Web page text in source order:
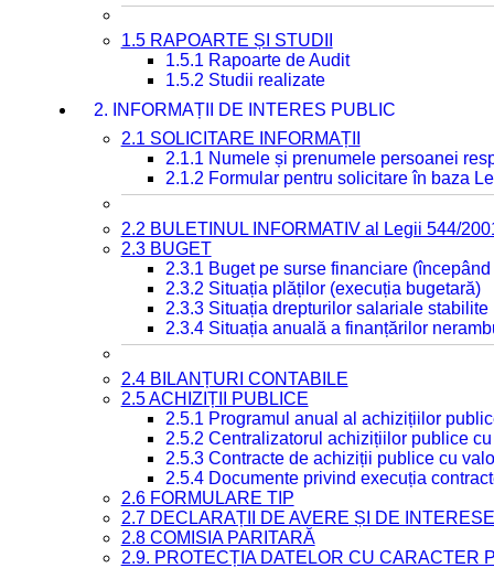
1.5 RAPOARTE ȘI STUDII
1.5.1 Rapoarte de Audit
1.5.2 Studii realizate
2. INFORMAȚII DE INTERES PUBLIC
2.1 SOLICITARE INFORMAȚII
2.1.1 Numele și prenumele persoanei
2.1.2 Formular pentru solicitare în baza
2.2 BULETINUL INFORMATIV al Legii 544/
2.3 BUGET
2.3.1 Buget pe surse financiare
2.3.2 Situația plăților (execuția bugetară)
2.3.3 Situația drepturilor salariale
2.3.4 Situația anuală a finanțărilor
2.4 BILANȚURI CONTABILE
2.5 ACHIZIȚII PUBLICE
2.5.1 Programul anual al achizițiilor
2.5.2 Centralizatorul achizițiilor publice
2.5.3 Contracte de achiziții publice cu
2.5.4 Documente privind execuția
2.6 FORMULARE TIP
2.7 DECLARAȚII DE AVERE ȘI DE INTERESE
2.8 COMISIA PARITARĂ
2.9. PROTECȚIA DATELOR CU CARACTER